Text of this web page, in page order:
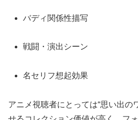
バディ関係性描写
戦闘・演出シーン
名セリフ想起効果
アニメ視聴者にとっては“思い出の